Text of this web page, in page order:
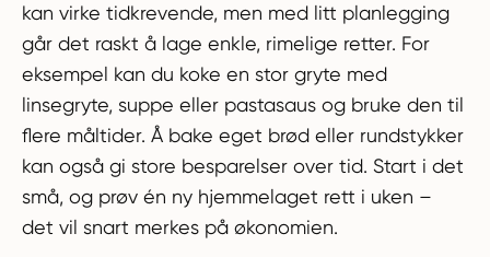
kan virke tidkrevende, men med litt planlegging
går det raskt å lage enkle, rimelige retter. For
eksempel kan du koke en stor gryte med
linsegryte, suppe eller pastasaus og bruke den til
flere måltider. Å bake eget brød eller rundstykker
kan også gi store besparelser over tid. Start i det
små, og prøv én ny hjemmelaget rett i uken –
det vil snart merkes på økonomien.